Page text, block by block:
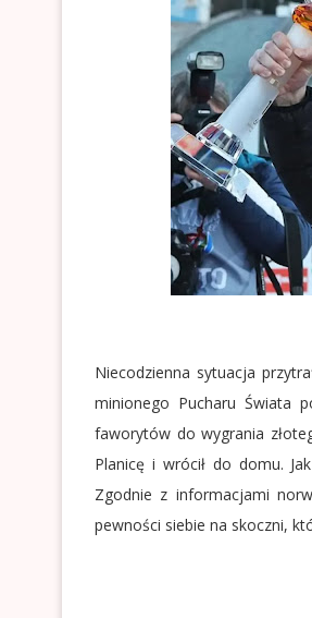
Niecodzienna sytuacja
minionego Pucharu Świata
faworytów do wygrania
Planicę i wrócił do domu.
Zgodnie z informacjami
pewności siebie na skoczni,